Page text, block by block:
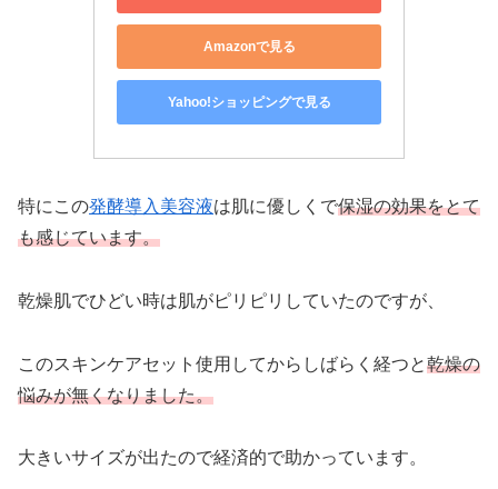
Amazonで見る
Yahoo!ショッピングで見る
特にこの発酵導入美容液は肌に優しくで保湿の効果をとて
も感じています。
乾燥肌でひどい時は肌がピリピリしていたのですが、
このスキンケアセット使用してからしばらく経つと乾燥の
悩みが無くなりました。
大きいサイズが出たので経済的で助かっています。